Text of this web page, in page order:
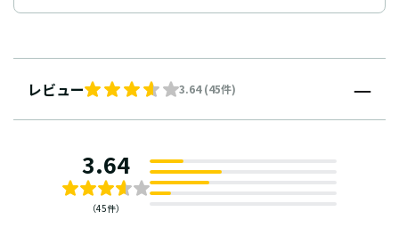
レビュー 3.64 (45件)
3.64
（45件）